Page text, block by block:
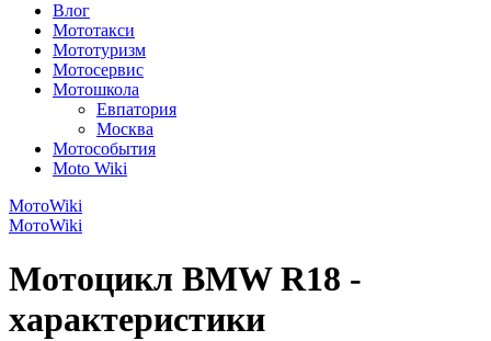
Влог
Мототакси
Мототуризм
Мотосервис
Мотошкола
Евпатория
Москва
Мотособытия
Moto Wiki
МотоWiki
МотоWiki
Мотоцикл BMW R18 -
характеристики